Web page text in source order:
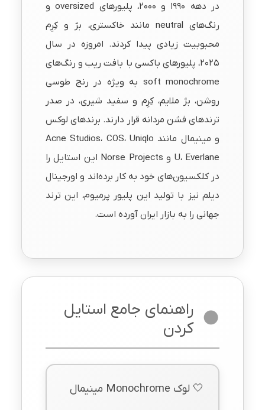
در دهه ۱۹۹۰ و ۲۰۰۰، پلیورهای oversized و
رنگ‌های neutral مانند خاکستری، بژ و کِرِم
محبوبیت زیادی پیدا کردند. امروزه در سال
۲۰۲۵، پلیورهای باکسی با بافت ریب و رنگ‌های
soft monochrome به ویژه در رنج طوسی
روشن، بژ ملایم، کِرِم و سفید شیری، در صدر
ترندهای فشن مردانه قرار دارند. برندهای لوکس
و مینیمال مانند Acne Studios، COS، Uniqlo
U، Everlane و Norse Projects این استایل را
در کلکسیون‌های خود به کار برده‌اند و اورجینال
دیلم نیز با تولید این پلیور پرمیوم، این ترند
جهانی را به بازار ایران آورده است.
راهنمای جامع استایل
کردن
🤍 لوک Monochrome مینیمال